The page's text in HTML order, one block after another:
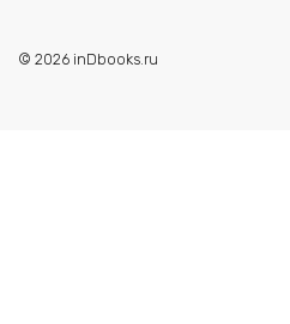
© 2026 inDbooks.ru